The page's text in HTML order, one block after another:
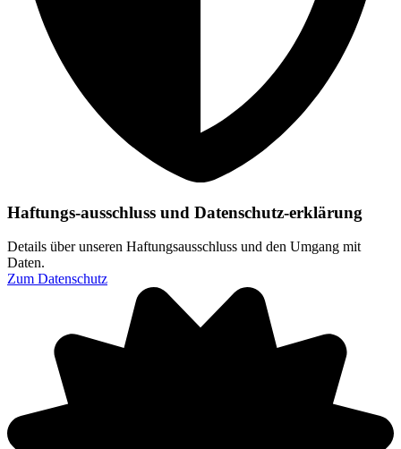
Haftungs-ausschluss und Datenschutz-erklärung
Details über unseren Haftungsausschluss und den Umgang mit
Daten.
Zum Datenschutz